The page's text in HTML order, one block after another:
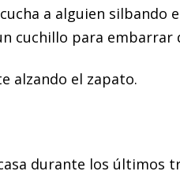
a alguien silbando
cuchillo para embarrar
alzando el zapato.
durante los últimos